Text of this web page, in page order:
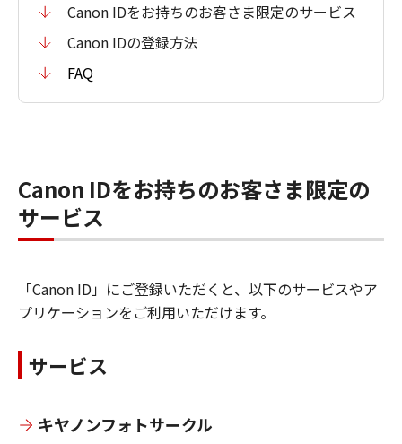
Canon IDをお持ちのお客さま限定のサービス
Canon IDの登録方法
FAQ
Canon IDをお持ちのお客さま限定の
サービス
「Canon ID」にご登録いただくと、以下のサービスやア
プリケーションをご利用いただけます。
サービス
キヤノンフォトサークル